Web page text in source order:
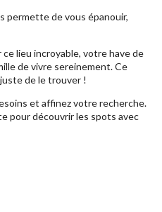
permette de vous épanouir,
lieu incroyable, votre have de
de vivre sereinement. Ce
de le trouver !
et affinez votre recherche.
pour découvrir les spots avec